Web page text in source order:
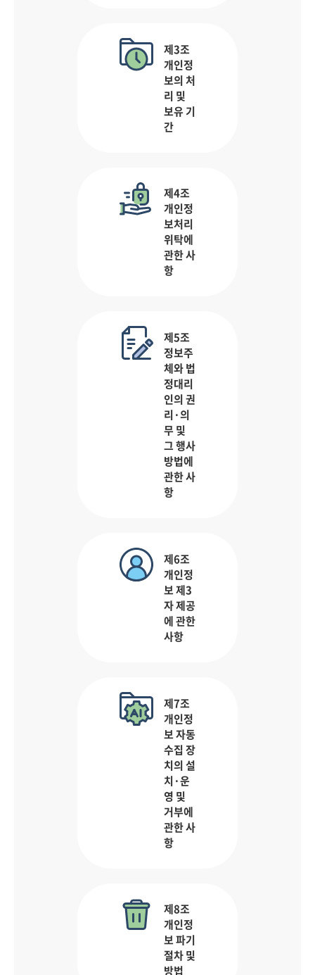
제3조
개인정
보의 처
리 및
보유 기
간
제4조
개인정
보처리
위탁에
관한 사
항
제5조
정보주
체와 법
정대리
인의 권
리·의
무 및
그 행사
방법에
관한 사
항
제6조
개인정
보 제3
자 제공
에 관한
사항
제7조
개인정
보 자동
수집 장
치의 설
치·운
영 및
거부에
관한 사
항
제8조
개인정
보 파기
절차 및
방법